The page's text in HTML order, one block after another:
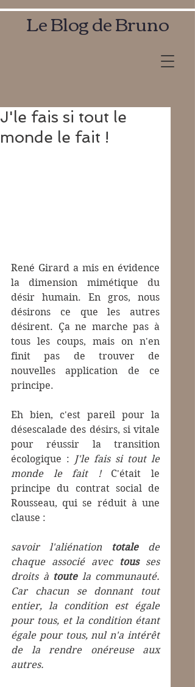
Le Blog de Bruno
J'le fais si tout le
monde le fait !
René Girard a mis en évidence
la dimension mimétique du
désir humain. En gros, nous
désirons ce que les autres
désirent. Ça ne marche pas à
tous les coups, mais on n'en
finit pas de trouver de
nouvelles application de ce
principe.
Eh bien, c'est pareil pour la
désescalade des désirs, si vitale
pour réussir la transition
écologique : J'le fais si tout le
monde le fait ! C'était le
principe du contrat social de
Rousseau, qui se réduit à une
clause :
savoir l'aliénation totale de
chaque associé avec
tous ses
droits à toute la communauté.
Car chacun se donnant tout
entier, la condition est égale
pour tous, et la condition étant
égale pour tous, nul n'a intérêt
de la rendre onéreuse aux
autres.